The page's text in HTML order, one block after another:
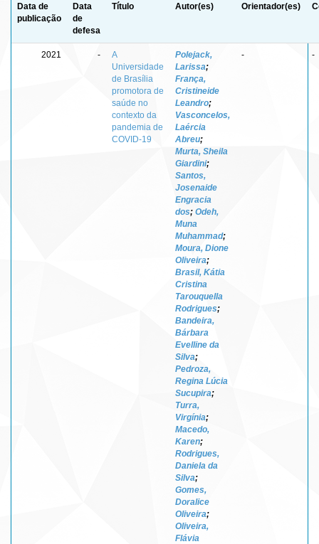
Data de
publicação
Data
de
defesa
Título Autor(es) Orientador(es)
2021 -
A
Universidade
de Brasília
promotora de
saúde no
contexto da
pandemia de
COVID-19
Polejack,
Larissa;
França,
Cristineide
Leandro;
Vasconcelos,
Laércia
Abreu;
Murta, Sheila
Giardini;
Santos,
Josenaide
Engracia
dos; Odeh,
Muna
Muhammad;
Moura, Dione
Oliveira;
Brasil, Kátia
Cristina
Tarouquella
Rodrigues;
Bandeira,
Bárbara
Evelline da
Silva;
Pedroza,
Regina Lúcia
Sucupira;
Turra,
Virgínia;
Macedo,
Karen;
Rodrigues,
Daniela da
Silva;
Gomes,
Doralice
Oliveira;
Oliveira,
Flávia
- -